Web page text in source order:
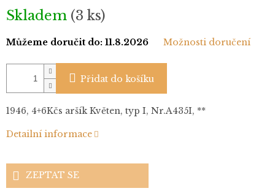
Měrná
cena:
Skladem (3 ks)
Můžeme doručit do: 11.8.2026 Možnosti doručení
Přidat do košíku
1946, 4+6Kčs aršík Květen, typ I, Nr.A435I, **
Detailní informace
ZEPTAT SE